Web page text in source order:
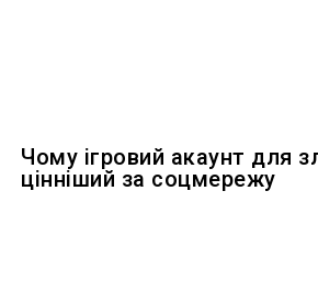
Чому ігровий акаунт для
цінніший за соцмережу